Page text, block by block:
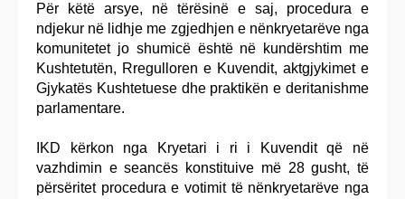
Për këtë arsye, në tërësinë e saj, procedura e
ndjekur në lidhje me zgjedhjen e nënkryetarëve nga
komunitetet jo shumicë është në kundërshtim me
Kushtetutën, Rregulloren e Kuvendit, aktgjykimet e
Gjykatës Kushtetuese dhe praktikën e deritanishme
parlamentare.
IKD kërkon nga Kryetari i ri i Kuvendit që në
vazhdimin e seancës konstituive më 28 gusht, të
përsëritet procedura e votimit të nënkryetarëve nga